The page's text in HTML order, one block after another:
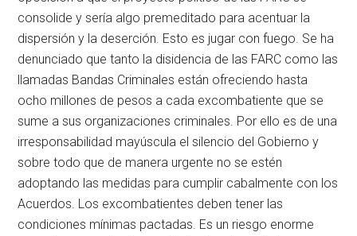
consolide y sería algo premeditado para acentuar la
dispersión y la deserción. Esto es jugar con fuego. Se ha
denunciado que tanto la disidencia de las FARC como las
llamadas Bandas Criminales están ofreciendo hasta
ocho millones de pesos a cada excombatiente que se
sume a sus organizaciones criminales. Por ello es de una
irresponsabilidad mayúscula el silencio del Gobierno y
sobre todo que de manera urgente no se estén
adoptando las medidas para cumplir cabalmente con los
Acuerdos. Los excombatientes deben tener las
condiciones mínimas pactadas. Es un riesgo enorme